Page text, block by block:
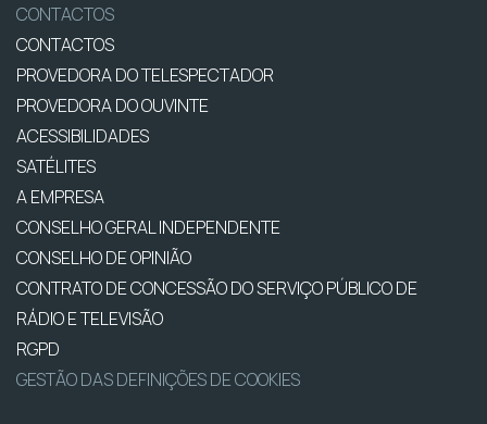
CONTACTOS
CONTACTOS
PROVEDORA DO TELESPECTADOR
PROVEDORA DO OUVINTE
ACESSIBILIDADES
SATÉLITES
A EMPRESA
CONSELHO GERAL INDEPENDENTE
CONSELHO DE OPINIÃO
CONTRATO DE CONCESSÃO DO SERVIÇO PÚBLICO DE
RÁDIO E TELEVISÃO
RGPD
GESTÃO DAS DEFINIÇÕES DE COOKIES